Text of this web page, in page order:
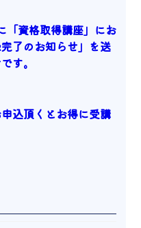
「資格取得講座」にお
了のお知らせ」を送
す。
込頂くとお得に受講